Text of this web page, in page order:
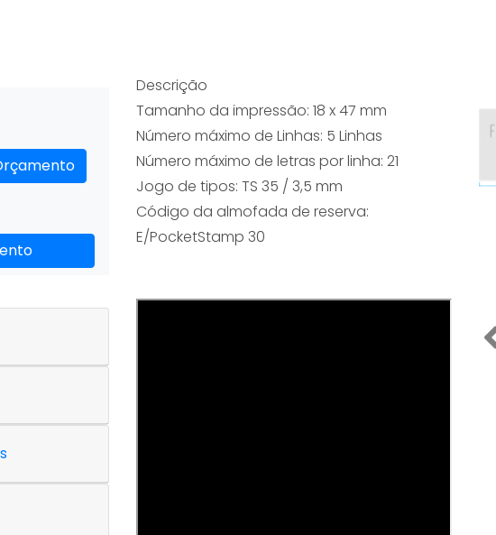
Descrição
Tamanho da impressão: 18 x 47 mm
Número máximo de Linhas: 5 Linhas
Número máximo de letras por linha: 21
Jogo de tipos: TS 35 / 3,5 mm
Código da almofada de reserva:
E/PocketStamp 30